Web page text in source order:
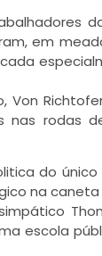
em
nas rodas
do
na
escola